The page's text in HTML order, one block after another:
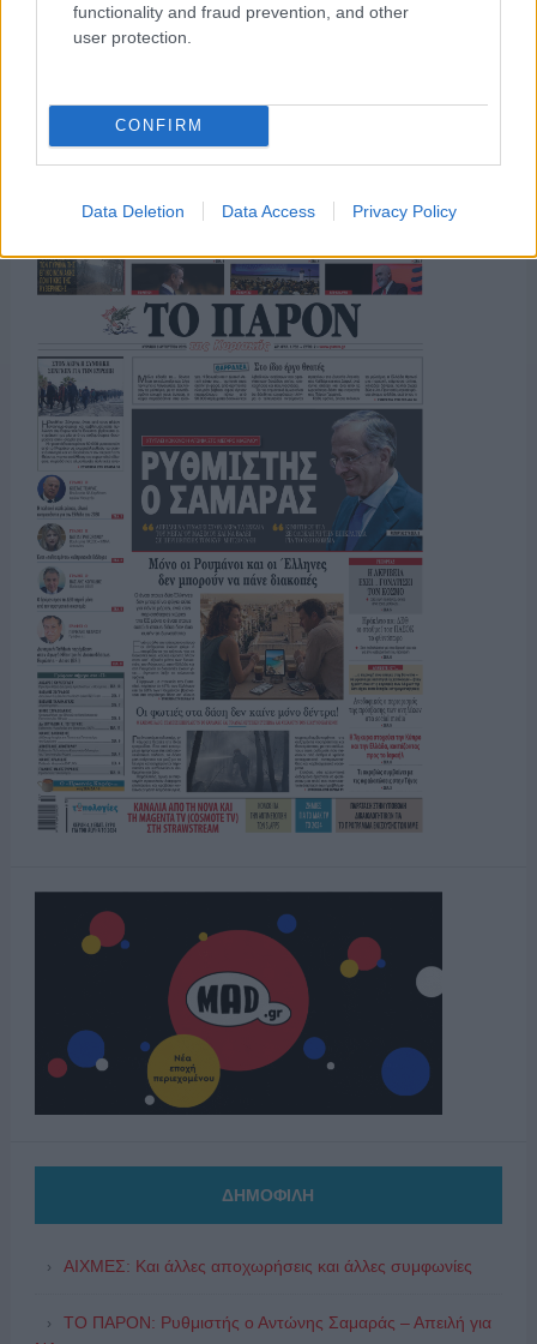
functionality and fraud prevention, and other
user protection.
CONFIRM
Data Deletion Data Access Privacy Policy
ΟΣΑ ΧΡΕΙΑΖΕΣΑΙ
ΓΙΑ ΤΟ ΚΑΛΟΚΑΙΡΙ ΣΟΥ →
ΔΗΜΟΦΙΛΗ
ΑΙΧΜΕΣ: Και άλλες αποχωρήσεις και άλλες συμφωνίες
ΤΟ ΠΑΡΟΝ: Ρυθμιστής ο Αντώνης Σαμαράς – Απειλή για